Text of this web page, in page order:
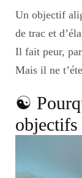
Un objectif
de trac et
Il fait peur,
Mais il ne
☯︎
objectifs